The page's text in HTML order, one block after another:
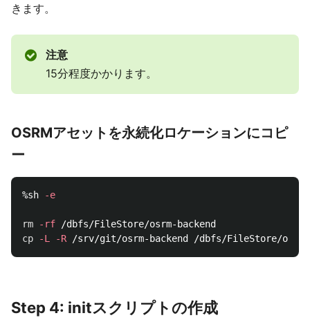
きます。
注意
15分程度かかります。
OSRMアセットを永続化ロケーションにコピ
ー
%sh -e
rm -rf
cp
-L -R
Step 4: initスクリプトの作成